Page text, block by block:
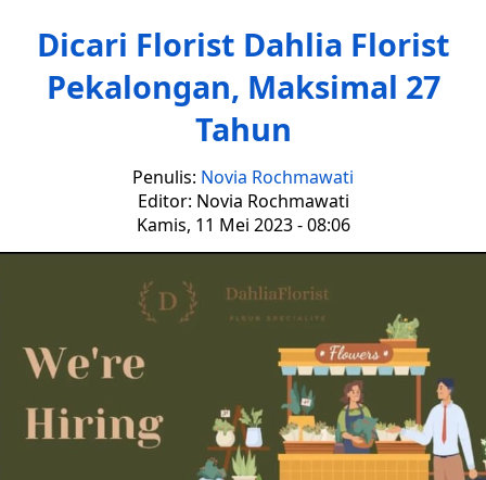
Dicari Florist Dahlia Florist
Pekalongan, Maksimal 27
Tahun
Penulis: Novia Rochmawati
Editor: Novia Rochmawati
Kamis, 11 Mei 2023 - 08:06